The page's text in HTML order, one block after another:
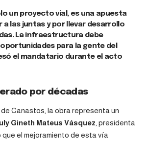
un proyecto vial, es una apuesta
las juntas y por llevar desarrollo
La infraestructura debe
para la gente del
el mandatario durante el acto
por décadas
Canastos, la obra representa un
Gineth Mateus Vásquez , presidenta
que el mejoramiento de esta vía